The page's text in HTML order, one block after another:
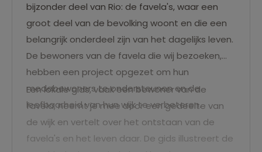
bijzonder deel van Rio: de favela's, waar een
groot deel van de bevolking woont en die een
belangrijk onderdeel zijn van het dagelijks leven.
De bewoners van de favela die wij bezoeken,
hebben een project opgezet om hun
medebewoners te ondersteunen en de
leefbaarheid van hun wijk te verbeteren.
Een lokale gids, vaak een bewoner van de
favela, neemt je mee door een gedeelte van
de wijk en vertelt over het ontstaan van de
favela's en het leven daar. De gids illustreert de